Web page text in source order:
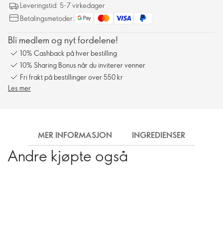
Leveringstid: 5-7 virkedager
Betalingsmetoder:
Bli medlem og nyt fordelene!
10% Cashback på hver bestilling
10% Sharing Bonus når du inviterer venner
Fri frakt på bestillinger over 550 kr
Les mer
MER INFORMASJON INGREDIENSER
Andre kjøpte også